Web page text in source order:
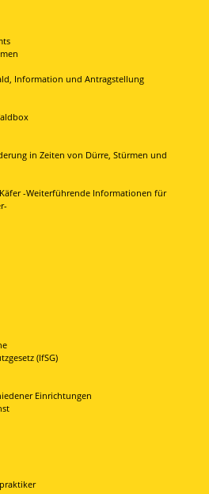
Information und Antragstellung
in Zeiten von Dürre, Stürmen und
-Weiterführende Informationen für
(IfSG)
Einrichtungen